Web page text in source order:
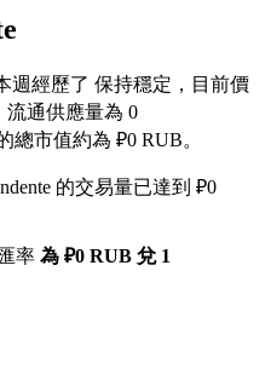
合約
商品衍生性商品
週經歷了 保持穩定，目前價
流通供應量為 0
總市值約為 ₽0 RUB。
的交易量已達到 ₽0
率 為 ₽0 RUB 兌 1